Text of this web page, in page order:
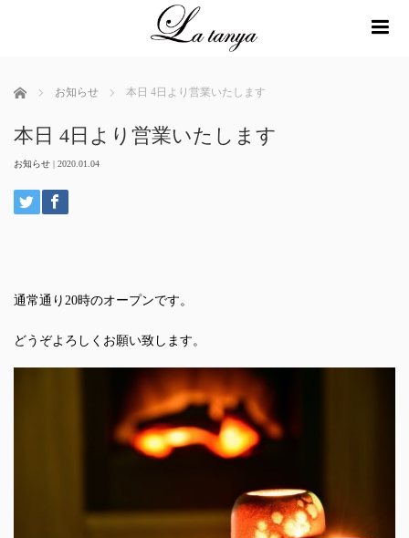
ホーム お知らせ 本日 4日より営業いたします
本日 4日より営業いたします
お知らせ | 2020.01.04
通常通り20時のオープンです。
どうぞよろしくお願い致します。